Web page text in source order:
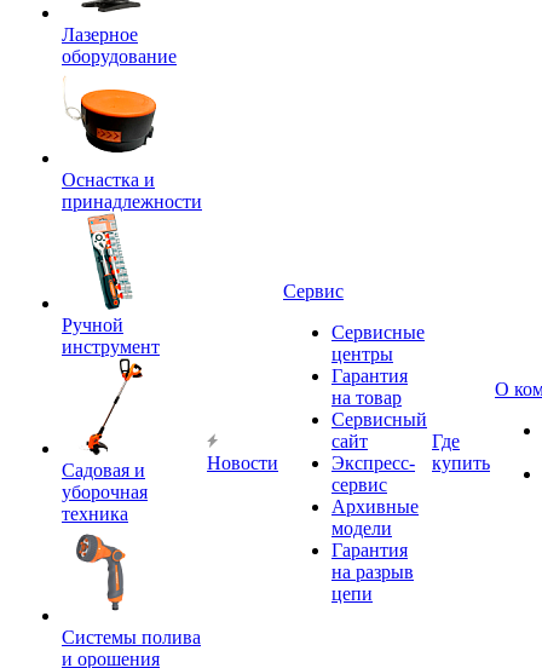
Лазерное
оборудование
Оснастка и
принадлежности
Ручной
инструмент
Садовая и
уборочная
техника
Системы полива
и орошения
Новости
Сервис
Сервисные
центры
Гарантия
на товар
Сервисный
сайт
Экспресс-
сервис
Архивные
модели
Гарантия
на разрыв
цепи
Где
купить
О